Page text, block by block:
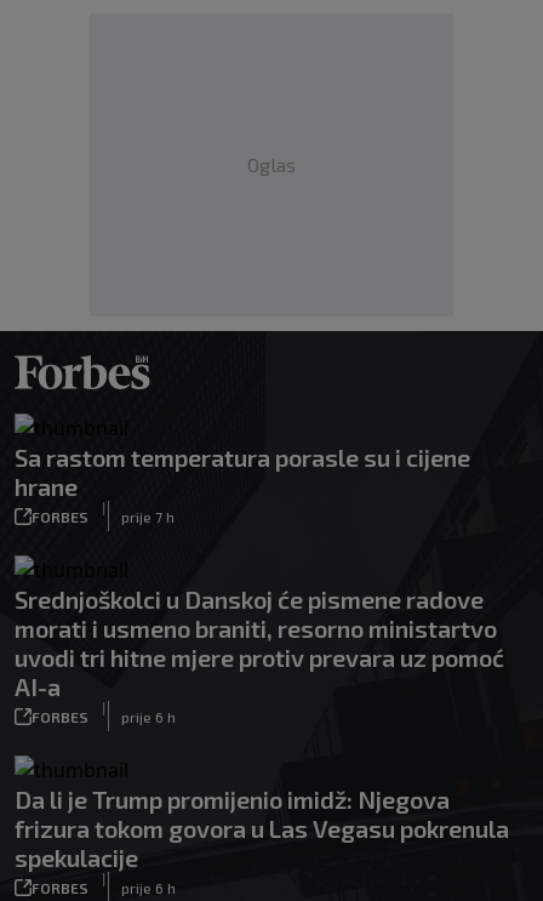
Oglas
Sa rastom temperatura porasle su i cijene
hrane
FORBES
|
prije 7 h
Srednjoškolci u Danskoj će pismene radove
morati i usmeno braniti, resorno ministartvo
uvodi tri hitne mjere protiv prevara uz pomoć
AI-a
FORBES
|
prije 6 h
Da li je Trump promijenio imidž: Njegova
frizura tokom govora u Las Vegasu pokrenula
spekulacije
FORBES
|
prije 6 h